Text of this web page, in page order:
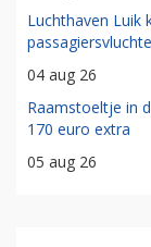
Luchthaven Luik
04 aug 26
Raamstoeltje in
170 euro extra
05 aug 26